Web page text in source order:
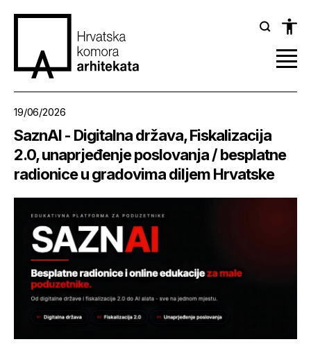
19/06/2026
SaznAI - Digitalna država, Fiskalizacija
2.0, unaprjeđenje poslovanja / besplatne
radionice u gradovima diljem Hrvatske